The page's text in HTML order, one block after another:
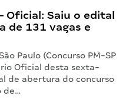
Oficial: Saiu o edital
de 131 vagas e
Paulo (Concurso PM-SP
Oficial desta sexta-
de abertura do concurso
de…